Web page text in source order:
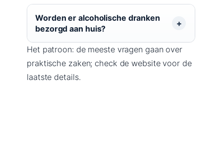
Worden er alcoholische dranken
bezorgd aan huis?
Het patroon: de meeste vragen gaan over
praktische zaken; check de website voor de
laatste details.